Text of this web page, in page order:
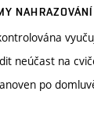
neúčast na
po